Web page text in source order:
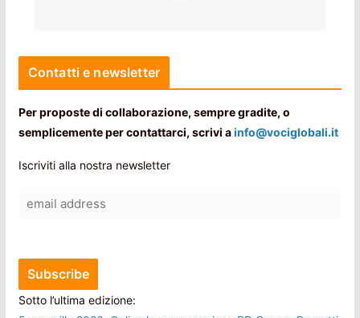
Contatti e newsletter
Per proposte di collaborazione, sempre gradite, o
semplicemente per contattarci, scrivi ainfo@vociglobali.it
Iscriviti alla nostra newsletter
Sotto l’ultima edizione: